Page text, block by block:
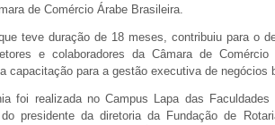
de Comércio Árabe Brasileira.
teve duração de 18 meses, contribuiu para o
e colaboradores da Câmara de
capacitação para a gestão executiva de negócios
foi realizada no Campus Lapa das
presidente da diretoria da Fundação de